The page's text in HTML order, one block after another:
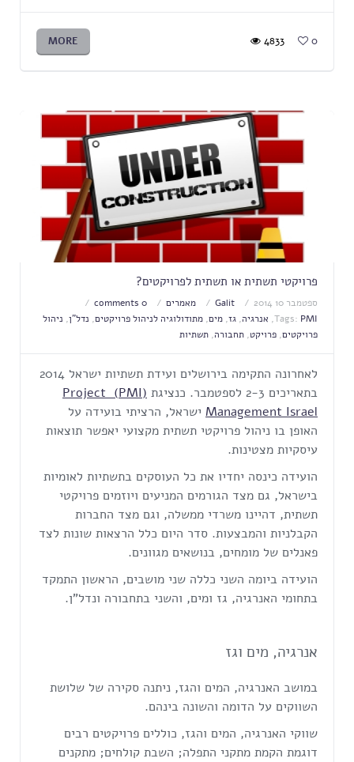
MORE 4833 0
פרויקטי תשתית או תשתית לפרויקטים?
ספטמבר 10 2014 Galit מאמרים
0 comments
Tags: PMI
, אנרגיה, גז, מים, מתודולוגיה לניהול פרויקטים, נדל"ן, ניהול
פרויקטים, פרויקט, תחבורה, תשתיות
לאחרונה התקימה בירושלים ועידת תשתיות ישראל 2014
בתאריכים 2-3 לספטמבר. כנציגת
(PMI) Project
Management Israel ישראל, הרציתי בועידה על
האופן בו ניהול פרויקטי תשתית מקצועי יאפשר תוצאות
עיסקיות מצטינות.
הועידה כינסה יחדיו את כל העוסקים בתשתיות לאומיות
בישראל, גם מצד הגורמים המניעים ויוזמים פרויקטי
תשתית, דהיינו משרדי ממשלה, וגם מצד החברות
הקבלניות והמבצעות. סדר היום כלל הרצאות שונות לצד
פאנלים של מומחים, בנושאים מגוונים.
הועידה ביומה השני כללה שני מושבים, הראשון התמקד
בתחומי האנרגיה, גז ומים, והשני בתחבורה ונדל"ן.
אנרגיה, מים וגז
במושב האנרגיה, המים והגז, ניתנה סקירה של שלושת
השווקים על הדומה והשונה בינהם.
שווקי האנרגיה, המים והגז, כוללים פרויקטים רבים
דוגמת הקמת מתקני התפלה; השבת קולחים; מתקנים